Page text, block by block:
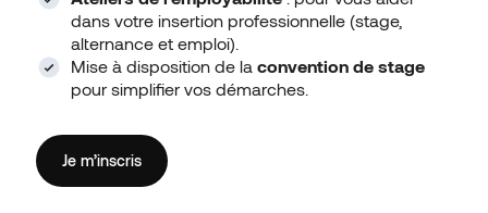
dans votre insertion professionnelle (stage,
alternance et emploi).
Mise à disposition de laconvention de stage
pour simplifier vos démarches.
Je m’inscris